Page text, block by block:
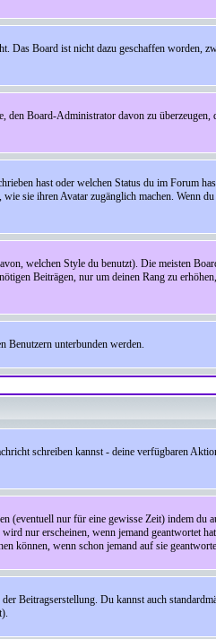
Das Board ist nicht dazu geschaffen worden,
Board-Administrator davon zu
hast oder welchen Status du im Forum
sie ihren Avatar zugänglich machen. Wenn
welchen Style du benutzt). Die meisten
Beiträgen, nur um deinen Rang zu
Benutzern unterbunden werden.
schreiben kannst - deine verfügbaren
(eventuell nur für eine gewisse Zeit) indem du
nur erscheinen, wenn jemand geantwortet
können, wenn schon jemand auf sie
Beitragserstellung. Du kannst auch